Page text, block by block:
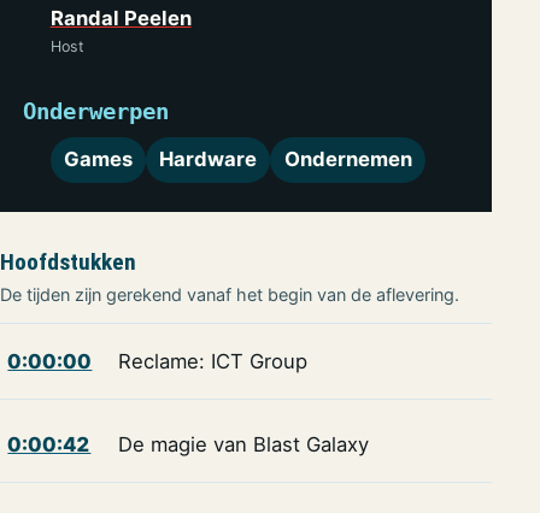
Randal Peelen
Host
Onderwerpen
Games Hardware Ondernemen
Hoofdstukken
De tijden zijn gerekend vanaf het begin van de aflevering.
0:00:00 Reclame: ICT Group
0:00:42 De magie van Blast Galaxy